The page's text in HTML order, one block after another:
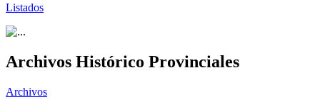
Listados
Archivos Histórico Provinciales
Archivos